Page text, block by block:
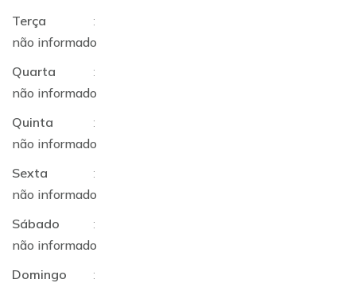
Terça
:
não informado
Quarta
:
não informado
Quinta
:
não informado
Sexta
:
não informado
Sábado
:
não informado
Domingo
: